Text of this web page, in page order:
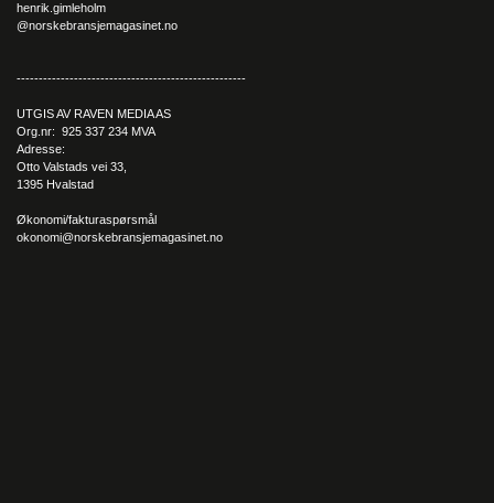
henrik.gimleholm
@norskebransjemagasinet.no
----------------------------------------------------
UTGIS AV RAVEN MEDIA AS
Org.nr: 925 337 234 MVA
Adresse:
Otto Valstads vei 33,
1395 Hvalstad
Økonomi/fakturaspørsmål
okonomi@norskebransjemagasinet.no